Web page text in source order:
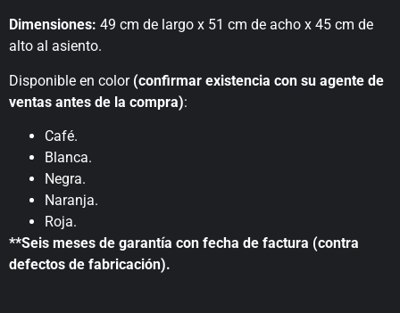
Dimensiones: 49 cm de largo x 51 cm de acho x 45 cm de
alto al asiento.
Disponible en color (confirmar existencia con su agente de
ventas antes de la compra):
Café.
Blanca.
Negra.
Naranja.
Roja.
**Seis meses de garantía con fecha de factura (contra
defectos de fabricación).